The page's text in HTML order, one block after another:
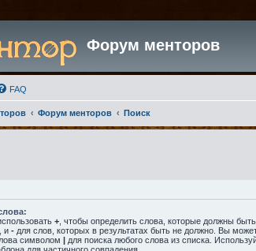
Форум менторов
FAQ
Форум менторов Поиск
+ , чтобы определить слова, которые должны
и - для слов, которых в результатах быть не должно. Вы
символом | для поиска любого слова из списка.